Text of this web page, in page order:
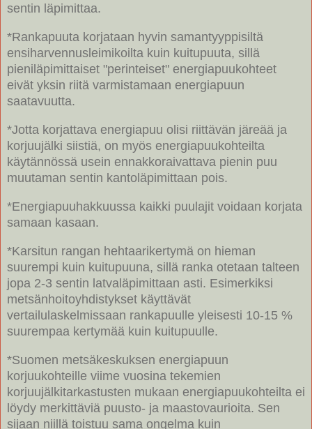
sentin läpimittaa.
*Rankapuuta korjataan hyvin samantyyppisiltä
ensiharvennusleimikoilta kuin kuitupuuta, sillä
pieniläpimittaiset "perinteiset" energiapuukohteet
eivät yksin riitä varmistamaan energiapuun
saatavuutta.
*Jotta korjattava energiapuu olisi riittävän järeää ja
korjuujälki siistiä, on myös energiapuukohteilta
käytännössä usein ennakkoraivattava pienin puu
muutaman sentin kantoläpimittaan pois.
*Energiapuuhakkuussa kaikki puulajit voidaan korjata
samaan kasaan.
*Karsitun rangan hehtaarikertymä on hieman
suurempi kuin kuitupuuna, sillä ranka otetaan talteen
jopa 2-3 sentin latvaläpimittaan asti. Esimerkiksi
metsänhoitoyhdistykset käyttävät
vertailulaskelmissaan rankapuulle yleisesti 10-15 %
suurempaa kertymää kuin kuitupuulle.
*Suomen metsäkeskuksen energiapuun
korjuukohteille viime vuosina tekemien
korjuujälkitarkastusten mukaan energiapuukohteilta ei
löydy merkittäviä puusto- ja maastovaurioita. Sen
sijaan niillä toistuu sama ongelma kuin